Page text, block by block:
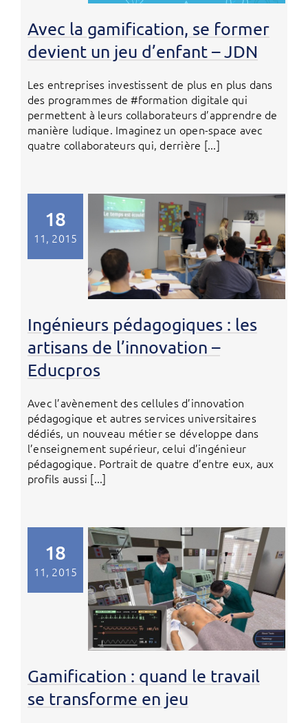
Avec la gamification, se former
devient un jeu d’enfant – JDN
Les entreprises investissent de plus en plus dans
des programmes de #formation digitale qui
permettent à leurs collaborateurs d’apprendre de
manière ludique. Imaginez un open-space avec
quatre collaborateurs qui, derrière [...]
18
11, 2015
Ingénieurs pédagogiques : les
artisans de l’innovation –
Educpros
Avec l’avènement des cellules d’innovation
pédagogique et autres services universitaires
dédiés, un nouveau métier se développe dans
l’enseignement supérieur, celui d’ingénieur
pédagogique. Portrait de quatre d’entre eux, aux
profils aussi [...]
18
11, 2015
Gamification : quand le travail
se transforme en jeu